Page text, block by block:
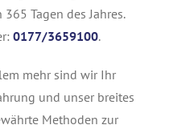
Tagen des Jahres.
0177/3659100.
mehr sind wir Ihr
und unser breites
Methoden zur